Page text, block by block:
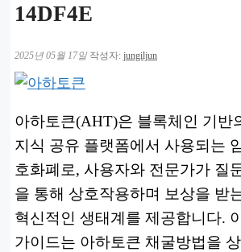
14DF4E
2025년 05월 17일 작성자: jungiljun
아하토큰(AHT)은 블록체인 기반
지식 공유 플랫폼에서 사용되는
호화폐로, 사용자와 전문가가 질
을 통해 상호작용하며 보상을 받
혁신적인 생태계를 제공합니다. 이
가이드는 아하토큰 채굴방법을 상